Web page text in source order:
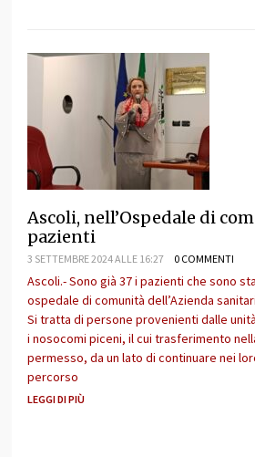
Ascoli, nell’Ospedale di
pazienti
3 SETTEMBRE 2024 ALLE 16:27 0 COMMENTI
Ascoli.- Sono già 37 i pazienti che sono
ospedale di comunità dell’Azienda
Si tratta di persone provenienti dalle
i nosocomi piceni, il cui trasferimento
permesso, da un lato di continuare nei
percorso
LEGGI DI PIÙ